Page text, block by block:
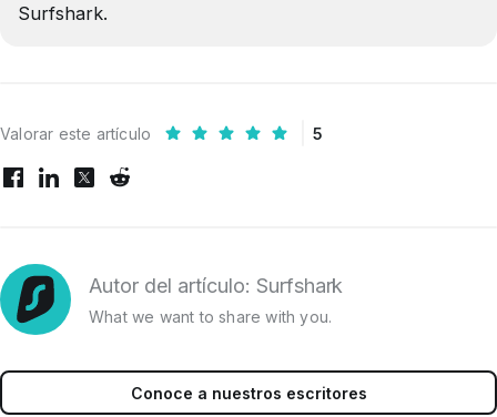
Surfshark.
Valorar este artículo 5
Autor del artículo: Surfshark
What we want to share with you.
Conoce a nuestros escritores